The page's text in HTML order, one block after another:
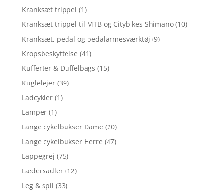
Kranksæt trippel (1)
Kranksæt trippel til MTB og Citybikes Shimano (10)
Kranksæt, pedal og pedalarmesværktøj (9)
Kropsbeskyttelse (41)
Kufferter & Duffelbags (15)
Kuglelejer (39)
Ladcykler (1)
Lamper (1)
Lange cykelbukser Dame (20)
Lange cykelbukser Herre (47)
Lappegrej (75)
Lædersadler (12)
Leg & spil (33)